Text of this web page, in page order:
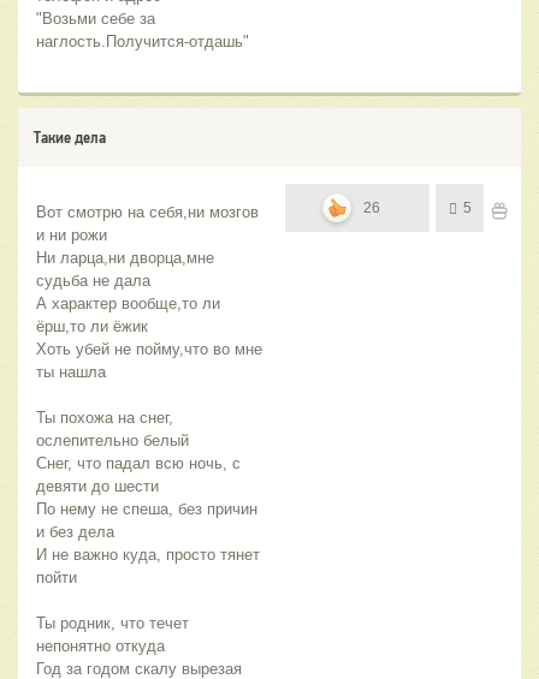
"Возьми себе за
наглость.Получится-отдашь"
Такие дела
Вот смотрю на себя,ни мозгов
и ни рожи
Ни ларца,ни дворца,мне
судьба не дала
А характер вообще,то ли
ёрш,то ли ёжик
Хоть убей не пойму,что во мне
ты нашла
Ты похожа на снег,
ослепительно белый
Снег, что падал всю ночь, с
девяти до шести
По нему не спеша, без причин
и без дела
И не важно куда, просто тянет
пойти
Ты родник, что течет
непонятно откуда
Год за годом скалу вырезая
26 5